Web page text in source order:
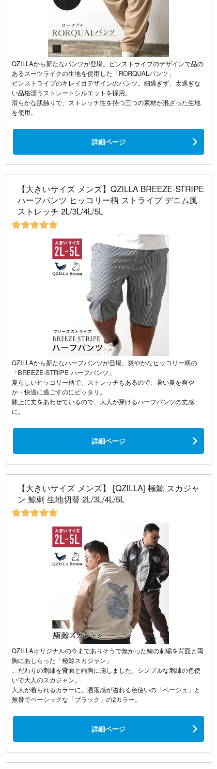
QZILLAから新たなパンツが登場。ピンストライプのデザインで品の
あるスーツライクの生地を使用した「RORQUALパンツ」
ピンストライプのキレイ目デザインのパンツ。細過ぎず、太過ぎな
い品格漂うストレートシルエットを採用。
滑らかな肌触りで、ストレッチ性を持つ三つの素材が混ざった生地
を使用。
詳細ページ
【大きいサイズ メンズ】QZILLA BREEZE-STRIPE
ハーフパンツ ヒッコリー柄 ストライプ デニム風
ストレッチ 2L/3L/4L/5L
QZILLAから新たなハーフパンツが登場。爽やかなヒッコリー柄の
「BREEZE-STRIPE ハーフパンツ」
夏らしいヒッコリー柄で、ストレッチもあるので、暑い夏を爽や
か・快適に過ごすのにピッタリ。
膝上に丈をあわせているので、大人が穿けるハーフパンツの丈感
に。
詳細ページ
【大きいサイズ メンズ】 [QZILLA] 極鯨 スカジャ
ン 鯨刺 生地切替 2L/3L/4L/5L
QZILLAオリジナルの今までありそうで無かった鯨の刺繍を背面と両
胸にあしらった「極鯨スカジャン」
こだわりの刺繍を背面と両胸に施しました。シンプルな刺繍の色使
いで大人のスカジャン。
大人が着られるカラーに。洒落感が溢れる色使いの「ベージュ」と
無骨でベーシックな「ブラック」の2カラー。
詳細ページ